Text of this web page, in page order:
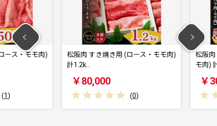
・モモ肉)
松阪肉 すき焼き用 (ロース・モモ肉)
計1.2k…
￥80,000
( 0)
松阪肉 焼
モ肉) 計
￥